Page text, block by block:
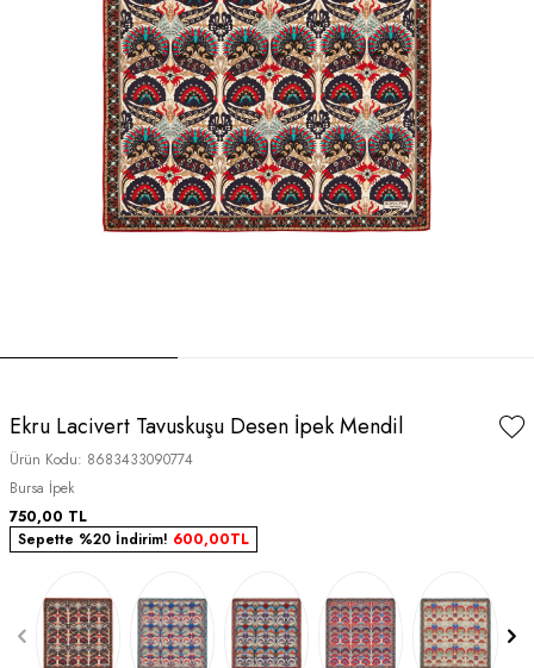
Ekru Lacivert Tavuskuşu Desen İpek Mendil
Ürün Kodu: 8683433090774
Bursa İpek
750,00 TL
Sepette %20 İndirim! 600,00TL